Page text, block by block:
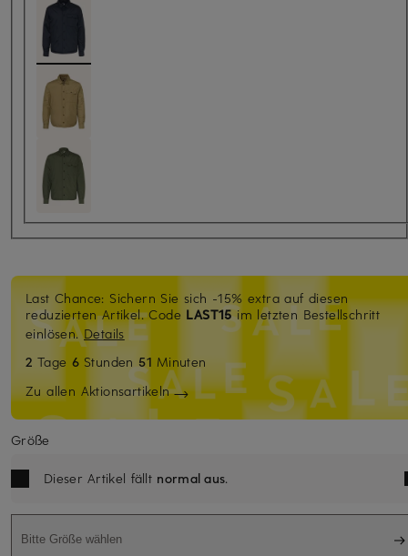
Last Chance: Sichern Sie sich -15% extra auf diesen
reduzierten Artikel. Code LAST15im letzten Bestellschritt
einlösen.Details
2 Tage6 Stunden 51 Minuten
Zu allen Aktionsartikeln
Größe
Dieser Artikel fällt normal aus.
Bitte Größe wählen